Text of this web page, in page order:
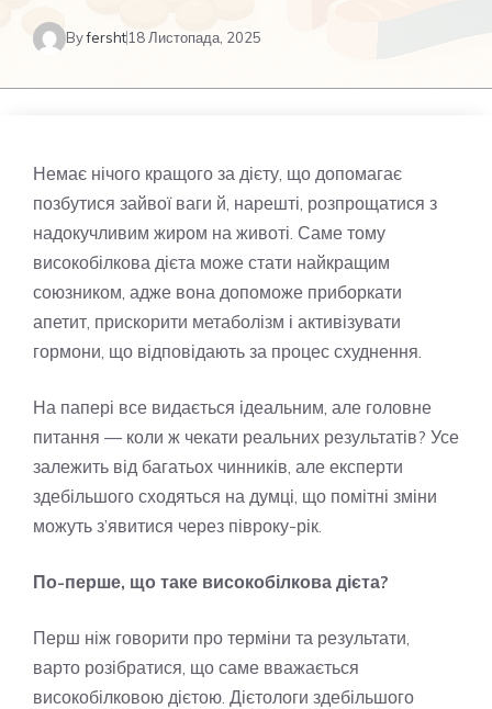
Byfersht18 Листопада, 2025
Немає нічого кращого за дієту, що допомагає
позбутися зайвої ваги й, нарешті, розпрощатися з
надокучливим жиром на животі. Саме тому
високобілкова дієта може стати найкращим
союзником, адже вона допоможе приборкати
апетит, прискорити метаболізм і активізувати
гормони, що відповідають за процес схуднення.
На папері все видається ідеальним, але головне
питання — коли ж чекати реальних результатів? Усе
залежить від багатьох чинників, але експерти
здебільшого сходяться на думці, що помітні зміни
можуть з’явитися через півроку-рік.
По-перше, що таке високобілкова дієта?
Перш ніж говорити про терміни та результати,
варто розібратися, що саме вважається
високобілковою дієтою. Дієтологи здебільшого